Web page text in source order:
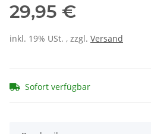
29,95 €
inkl. 19% USt. , zzgl. Versand
Sofort verfügbar